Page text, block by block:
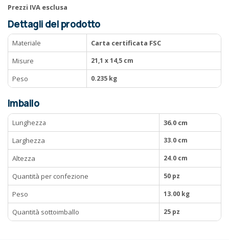
Prezzi IVA esclusa
Dettagli del prodotto
Materiale
Carta certificata FSC
Misure
21,1 x 14,5 cm
Peso 0.235 kg
Imballo
Lunghezza
36.0 cm
Larghezza
33.0 cm
Altezza 24.0 cm
Quantità per confezione 50 pz
Peso 13.00 kg
Quantità sottoimballo 25 pz